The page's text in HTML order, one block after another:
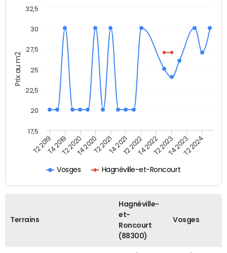
Prix au m2
Vosges Hagnéville-et-Roncourt
T2 2019T4 2019T2 2020T4 2020T2 2021T4 2021T2 2022T4 2022T2 2023T4 2023T2 2024
17,5
20
22,5
25
27,5
30
32,5
Terrains
Hagnéville-
et-
Roncourt
(88300)
Vosges